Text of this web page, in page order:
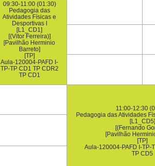
09:30-11:00 (01:30)
Pedagogia das
Atividades Físicas e
Desportivas I
[L1_CD1]
[(Vitor Ferreira)]
[Pavilhão Herminio
Barreto]
[TP]
Aula-120004-PAFD I-
TP-TP CD1 TP CDR2
TP CD1
11:00-12:30
Pedagogia das Atividades
[L1_CD5]
[(Fernando
[Pavilhão
[TP]
Aula-120004-PAFD I-TP-
TP CD5